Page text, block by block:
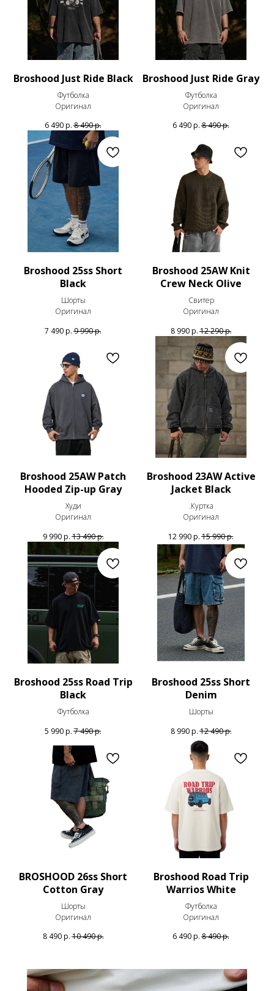
Broshood Just Ride Black
Футболка
Оригинал
6 490р. 8 490р.
Broshood Just Ride Gray
Футболка
Оригинал
6 490р. 8 490р.
Broshood 25ss Short
Black
Шорты
Оригинал
7 490р. 9 990р.
Broshood 25AW Knit
Crew Neck Olive
Свитер
Оригинал
8 990 р. 12 290р.
Broshood 25AW Patch
Hooded Zip-up Gray
Худи
Оригинал
9 990 р. 13 490р.
Broshood 23AW Active
Jacket Black
.Куртка
Оригинал
12 990р. 15 990р.
Broshood 25ss Road Trip
Black
Футболка
5 990р. 7 490р.
Broshood 25ss Short
Denim
Шорты
8 990 р. 12 490р.
BROSHOOD 26ss Short
Cotton Gray
Шорты
Оригинал
8 490 р. 10 490р.
Broshood Road Trip
Warrios White
Футболка
Оригинал
6 490р. 8 490р.